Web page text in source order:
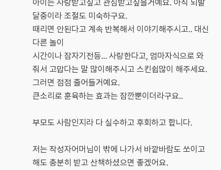
아이는 사랑받고싶고 관심받고싶을거예요. 아직 뇌발
달중이라 조절도 미숙하구요.
때리면 안된다고 계속 반복해서 이야기해주시고.. 대신
다른 놀이
시간이나 잠자기전등... 사랑한다고, 엄마자식으로 와
줘서 고맙다는 말 많이해주시고 스킨쉽많이 해주세요.
그러면 점점 줄어들거예요.
큰소리로 훈육하는 효과는 잠깐뿐이더라구요..
부모도 사람인지라 다 실수하고 후회하고 합니다.
저는 작성자어머님이 밖에 나가서 바깥바람도 쏘이고
해도 충분히 받고 산책하셨으면 좋겠어요.